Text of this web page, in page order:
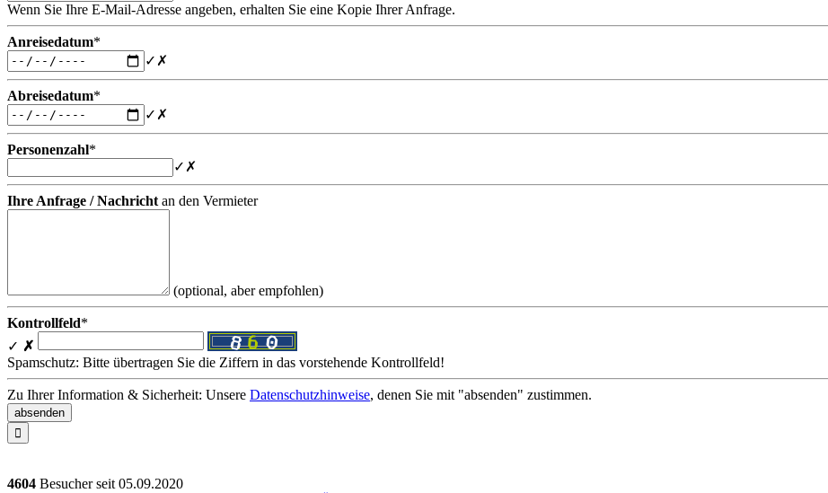
Wenn Sie Ihre E-Mail-Adresse angeben, erhalten Sie eine Kopie Ihrer Anfrage.
Anreisedatum*
✓ ✗
Abreisedatum*
✓ ✗
Personenzahl*
✓ ✗
Ihre Anfrage / Nachricht an den Vermieter
(optional, aber empfohlen)
Kontrollfeld*
✓ ✗
Spamschutz: Bitte übertragen Sie die Ziffern in das vorstehende Kontrollfeld!
Zu Ihrer Information & Sicherheit: Unsere Datenschutzhinweise, denen Sie mit "absenden" zustimmen.

4604 Besucher seit 05.09.2020